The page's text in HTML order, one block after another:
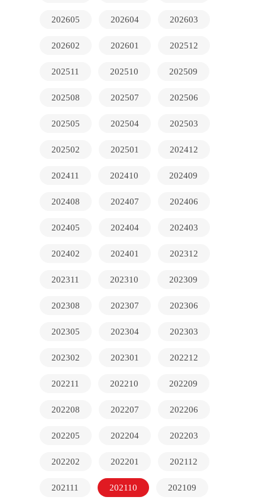
202605 202604 202603
202602 202601 202512
202511 202510 202509
202508 202507 202506
202505 202504 202503
202502 202501 202412
202411 202410 202409
202408 202407 202406
202405 202404 202403
202402 202401 202312
202311 202310 202309
202308 202307 202306
202305 202304 202303
202302 202301 202212
202211 202210 202209
202208 202207 202206
202205 202204 202203
202202 202201 202112
202111 202110 202109